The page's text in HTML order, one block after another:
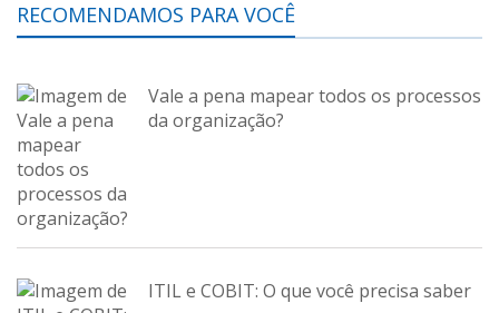
RECOMENDAMOS PARA VOCÊ
Vale a pena mapear todos os processos
da organização?
ITIL e COBIT: O que você precisa saber